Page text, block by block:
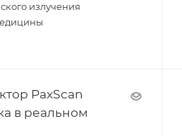
излучения
PaxScan
в реальном